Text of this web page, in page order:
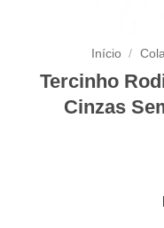
Início /
Tercinho
Cinzas